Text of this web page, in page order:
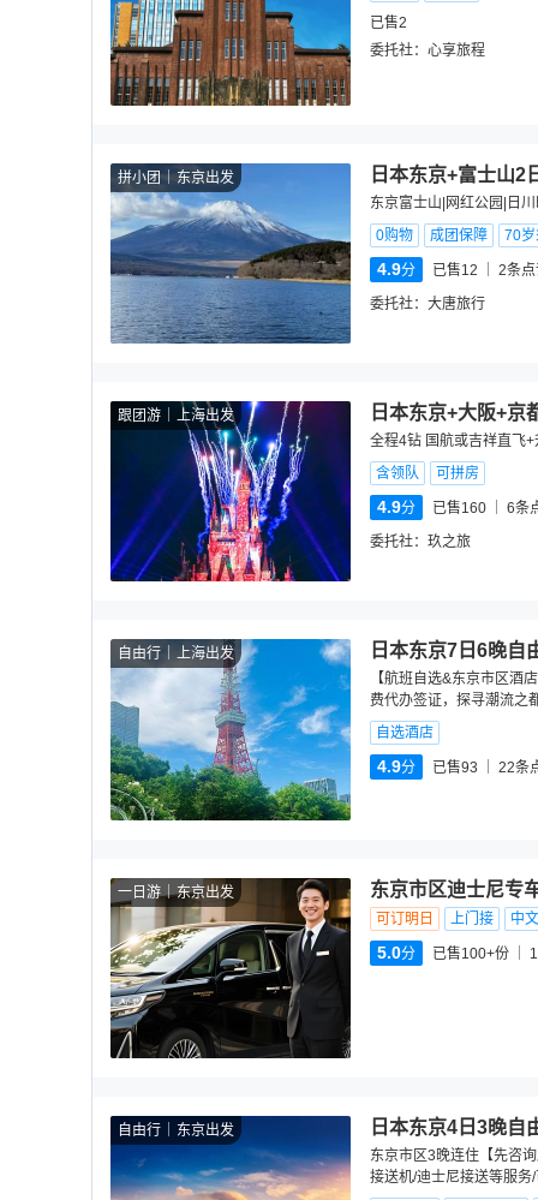
已售2
委托社： 心享旅程
拼小团 东京出发 日本东京+富士山2
东京富士山|网红公园|日
0购物
成团保障 70
4.9分 已售12 2条
委托社： 大唐旅行
跟团游 上海出发 日本东京+大阪+京
全程4钻 国航或吉祥直飞
含领队
可拼房
4.9分 已售160 6条
委托社： 玖之旅
自由行 上海出发 日本东京7日6晚自
【航班自选&东京市区酒
费代办签证，探寻潮流之
自选酒店
4.9分 已售93 22条
一日游 东京出发 东京市区迪士尼专
可订明日 上门接 中
5.0分 已售100+份
自由行 东京出发 日本东京4日3晚自
东京市区3晚连住【先咨
接送机/迪士尼接送等服